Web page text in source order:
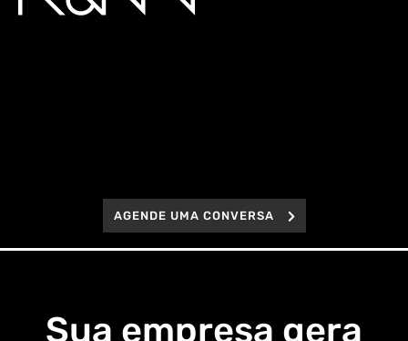
AGENDE UMA CONVERSA
Sua empresa gera